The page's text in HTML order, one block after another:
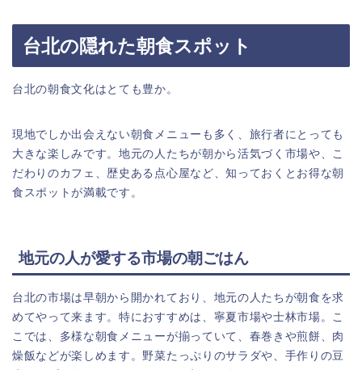
台北の隠れた朝食スポット
台北の朝食文化はとても豊か。
現地でしか出会えない朝食メニューも多く、旅行者にとっても
大きな楽しみです。地元の人たちが朝から活気づく市場や、こ
だわりのカフェ、歴史ある点心屋など、知っておくとお得な朝
食スポットが満載です。
地元の人が愛する市場の朝ごはん
台北の市場は早朝から開かれており、地元の人たちが朝食を求
めてやって来ます。特におすすめは、寧夏市場や士林市場。こ
こでは、多様な朝食メニューが揃っていて、春巻きや煎餅、肉
燥飯などが楽しめます。野菜たっぷりのサラダや、手作りの豆